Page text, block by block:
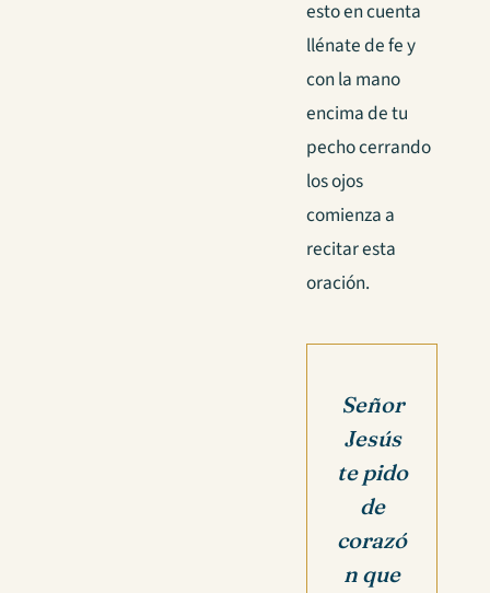
esto en cuenta
llénate de fe y
con la mano
encima de tu
pecho cerrando
los ojos
comienza a
recitar esta
oración.
Señor
Jesús
te pido
de
corazó
n que